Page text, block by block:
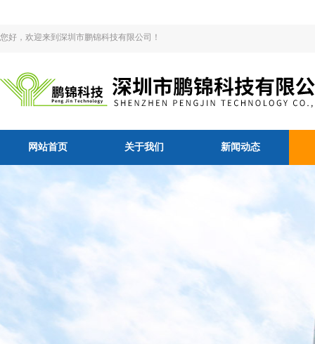
您好，欢迎来到深圳市鹏锦科技有限公司！
网站首页 关于我们 新闻动态